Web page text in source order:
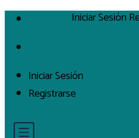
Iniciar Sesión
Registrarse
Iniciar Sesión